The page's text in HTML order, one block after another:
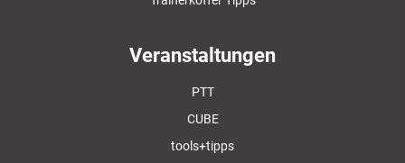
Veranstaltungen
PTT
CUBE
tools+tipps